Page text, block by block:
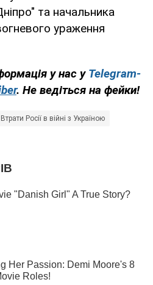
та начальника
ураження
у нас у Telegram-
. Не ведіться на фейки!
Втрати Росії в війні з Україною